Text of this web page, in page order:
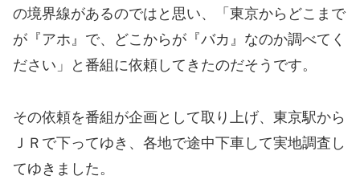
の境界線があるのではと思い、「東京からどこまで
が『アホ』で、どこからが『バカ』なのか調べてく
ださい」と番組に依頼してきたのだそうです。
その依頼を番組が企画として取り上げ、東京駅から
ＪＲで下ってゆき、各地で途中下車して実地調査し
てゆきました。